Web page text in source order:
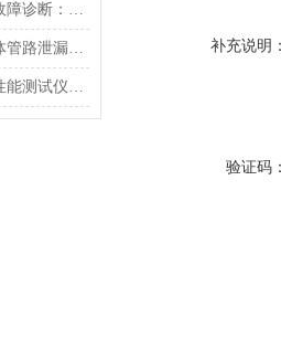
静电衰减性能测试仪常见故障诊断：充电不稳定与电位漂移排查
透气包装材料试验仪的气体管路泄漏防护与废气排放系统详解
从用户角度探讨球囊综合性能测试仪的故障问题
补充说明
验证码